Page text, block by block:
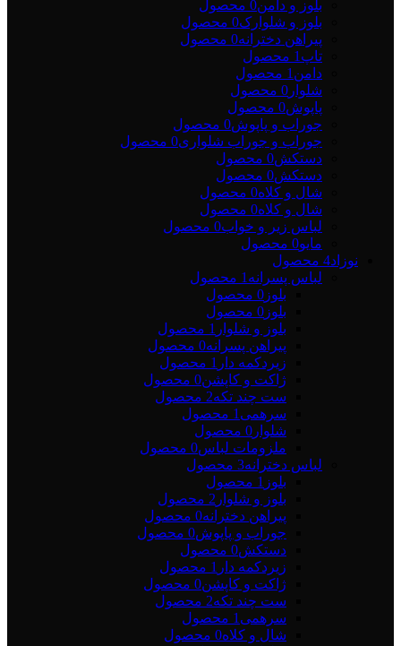
بلوز و دامن0 محصول
بلوز و شلوارک0 محصول
پیراهن دخترانه0 محصول
تاپ 1 محصول
دامن 1 محصول
شلوار 0 محصول
پاپوش0 محصول
جوراب و پاپوش0 محصول
جوراب و جوراب شلواری0 محصول
دستکش0 محصول
دستکش0 محصول
شال و کلاه0 محصول
شال و کلاه0 محصول
لباس زیر و خواب0 محصول
مایو0 محصول
نوزاد4 محصول
لباس پسرانه 1 محصول
بلوز 0 محصول
بلوز 0 محصول
بلوز و شلوار 1 محصول
پیراهن پسرانه0 محصول
زیردکمه دار 1 محصول
ژاکت و کاپشن0 محصول
ست چند تکه2 محصول
سرهمی 1 محصول
شلوار 0 محصول
ملزومات لباس0 محصول
لباس دخترانه3 محصول
بلوز 1 محصول
بلوز و شلوار 2 محصول
پیراهن دخترانه0 محصول
جوراب و پاپوش0 محصول
دستکش0 محصول
زیردکمه دار 1 محصول
ژاکت و کاپشن0 محصول
ست چند تکه2 محصول
سرهمی 1 محصول
شال و کلاه0 محصول